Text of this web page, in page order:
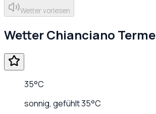
Wetter vorlesen
WetterChianciano Terme
35°C
sonnig, gefühlt35°C